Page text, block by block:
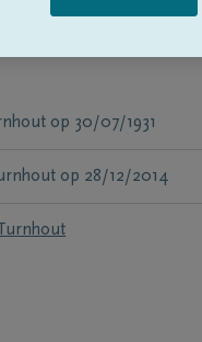
op 30/07/1931
op 28/12/2014
Turnhout